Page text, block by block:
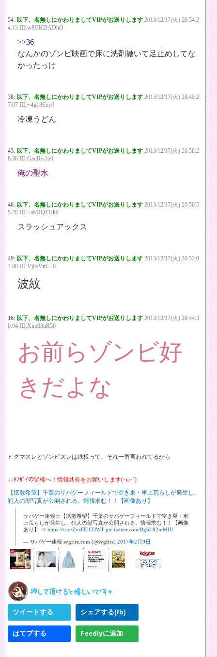
54: 以下、名無しにかわりましてVIPがお送りします 2013/12/17(火) 20:54:2
4.13 ID:w8UKDADhO
>>36
なんかのゾンビ映画で床に洗剤撒いて足止めしてな
かったっけ
38: 以下、名無しにかわりましてVIPがお送りします 2013/12/17(火) 20:49:2
7.07 ID:+4g18Eoy0
冷凍うどん
43: 以下、名無しにかわりましてVIPがお送りします 2013/12/17(火) 20:50:2
8.38 ID:GaqR/s1o0
俺の聖水
46: 以下、名無しにかわりましてVIPがお送りします 2013/12/17(火) 20:50:5
5.28 ID:+aMJQTUk0
スラッシュアックス
49: 以下、名無しにかわりましてVIPがお送りします 2013/12/17(火) 20:52:0
7.80 ID:VjdsVnC+0
波紋
16: 以下、名無しにかわりましてVIPがお送りします 2013/12/17(火) 20:44:3
0.04 ID:Xtm08uR50
お前らゾンビ好
きだよな
ヒグマスレとゾンビスレは鉄板って、それ一番言われてるから
↓↓ﾀﾌｶﾞｲの皆様へ！情報共有をお願いします(･ω･´)
【拡散希望】千葉のサバゲーフィールドで空き巣・車上荒らしが発生し、
犯人の顔写真が公開される。情報求む！！【画像あり】
サバゲー速報☆【拡散希望】千葉のサバゲーフィールドで空き巣・車
上荒らしが発生し、犯人の顔写真が公開される。情報求む！！【画像
あり】 ⇒ https://t.co/ZvzFElCDWT pic.twitter.com/RgbL82mMIU
— サバゲー速報 svgfire.com (@svgfire) 2017年2月9日
ツイートする シェアする(fb)
はてブする Feedlyに追加